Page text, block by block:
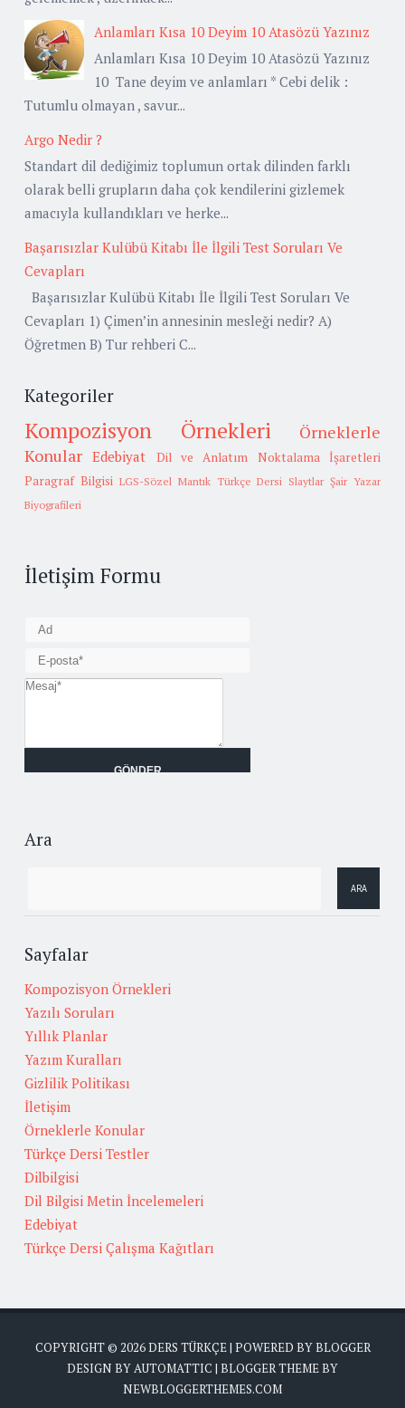
Anlamları Kısa 10 Deyim 10 Atasözü Yazınız
Anlamları Kısa 10 Deyim 10 Atasözü Yazınız
10 Tane deyim ve anlamları * Cebi delik :
Tutumlu olmayan , savur...
Argo Nedir ?
Standart dil dediğimiz toplumun ortak dilinden farklı
olarak belli grupların daha çok kendilerini gizlemek
amacıyla kullandıkları ve herke...
Başarısızlar Kulübü Kitabı İle İlgili Test Soruları Ve
Cevapları
Başarısızlar Kulübü Kitabı İle İlgili Test Soruları Ve
Cevapları 1) Çimen’in annesinin mesleği nedir? A)
Öğretmen B) Tur rehberi C...
Kategoriler
Kompozisyon Örnekleri
Örneklerle
Konular Edebiyat Dil ve Anlatım
Noktalama İşaretleri
Paragraf Bilgisi LGS-Sözel Mantık Türkçe Dersi Slaytlar Şair Yazar
Biyografileri
İletişim Formu
Ara
Sayfalar
Kompozisyon Örnekleri
Yazılı Soruları
Yıllık Planlar
Yazım Kuralları
Gizlilik Politikası
İletişim
Örneklerle Konular
Türkçe Dersi Testler
Dilbilgisi
Dil Bilgisi Metin İncelemeleri
Edebiyat
Türkçe Dersi Çalışma Kağıtları
COPYRIGHT © 2026DERS TÜRKÇE| POWERED BYBLOGGER
DESIGN BYAUTOMATTIC | BLOGGER THEME BY
NEWBLOGGERTHEMES.COM